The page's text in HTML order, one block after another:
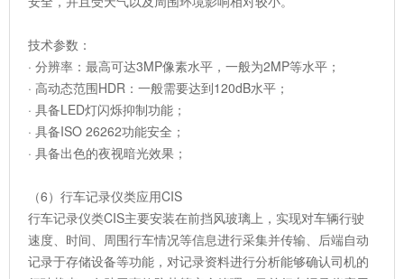
技术参数：
· 分辨率：最高可达3MP像素水平，一般为2MP等水平；
· 高动态范围HDR：一般需要达到120dB水平；
· 具备LED灯闪烁抑制功能；
· 具备ISO 26262功能安全；
· 具备出色的夜视暗光效果；
（6）行车记录仪类应用CIS
行车记录仪类CIS主要安装在前挡风玻璃上，实现对车辆行驶
速度、时间、周围行车情况等信息进行采集并传输、后端自动
记录于存储设备等功能，对记录资料进行分析能够确认司机的